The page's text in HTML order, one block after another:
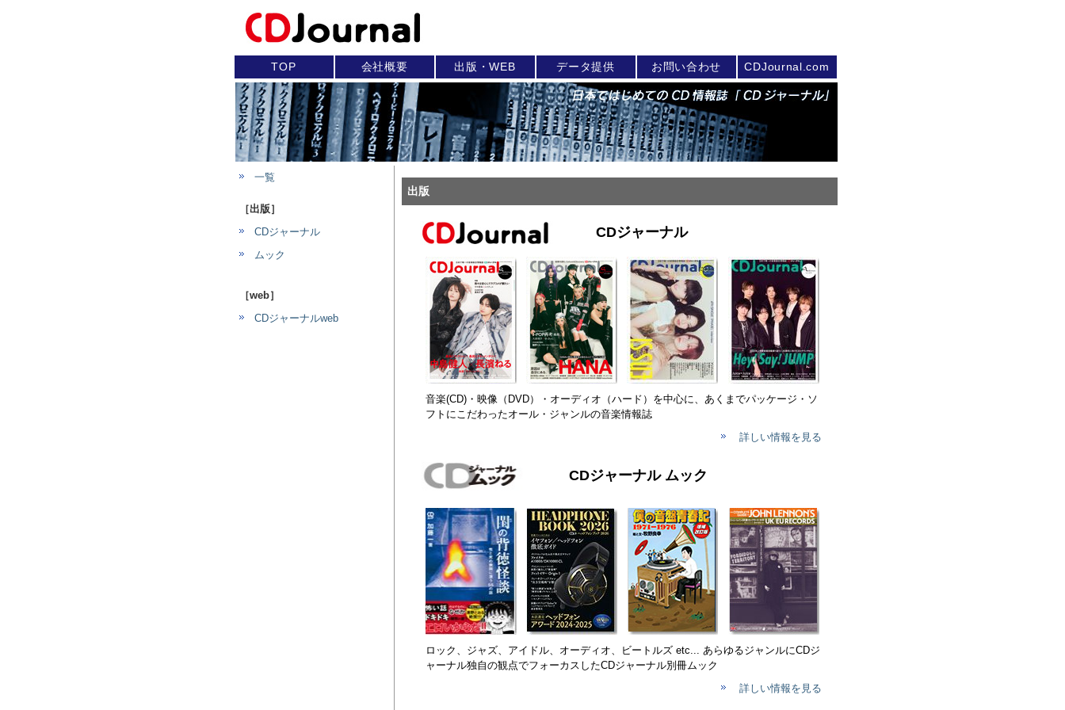
TOP 会社概要 出版・WEB データ提供 お問い合わせ CDJournal.com
一覧
［出版］
CDジャーナル
ムック
［web］
CDジャーナルweb
出版
CDジャーナル
音楽(CD)・映像（DVD）・オーディオ（ハード）を中心に、あくまでパッケージ・ソ
フトにこだわったオール・ジャンルの音楽情報誌
詳しい情報を見る
CDジャーナル ムック
ロック、ジャズ、アイドル、オーディオ、ビートルズ etc... あらゆるジャンルにCDジ
ャーナル独自の観点でフォーカスしたCDジャーナル別冊ムック
詳しい情報を見る